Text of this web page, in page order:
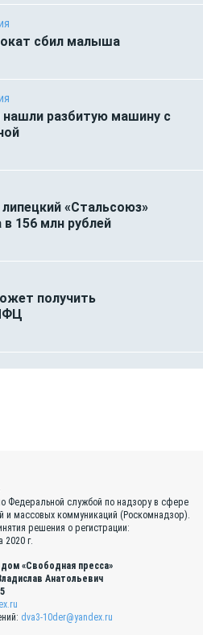
сбил малыша
разбитую машину с
«Стальсоюз»
156 млн рублей
получить
Федеральной службой по надзору в сфере
и массовых коммуникаций (Роскомнадзор).
решения о регистрации:
г.
«Свободная пресса»
Анатольевич
dva3-10der@yandex.ru